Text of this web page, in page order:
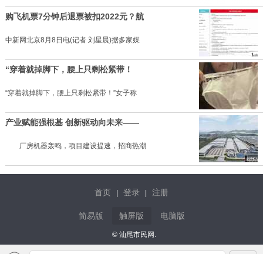
购飞机票7分钟后退票被扣2022元？航
中新网北京8月8日电(记者 刘星晨)据多家媒
“穿着就掉脚下，腰上只剩松紧带！
“穿着就掉脚下，腰上只剩松紧带！”女子称
产业赋能强根基 创新驱动向未来——
厂房机器轰鸣，项目建设提速，招商热潮
首页 | 登录 | 注册
简易版 触屏版 电脑版
© 汕尾市民网.